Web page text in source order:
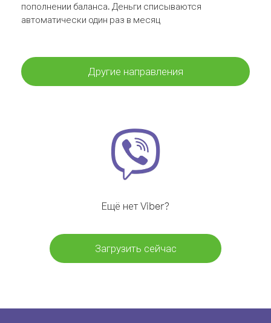
пополнении баланса. Деньги списываются
автоматически один раз в месяц
Другие направления
Ещё нет Viber?
Загрузить сейчас